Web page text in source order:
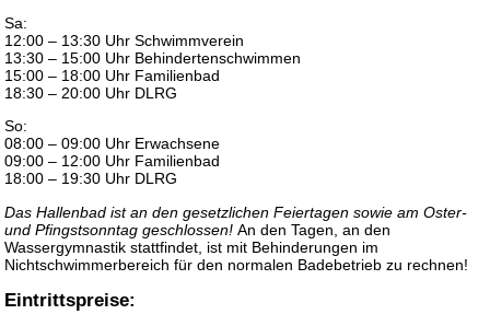
Sa:
12:00 – 13:30 Uhr Schwimmverein
13:30 – 15:00 Uhr Behindertenschwimmen
15:00 – 18:00 Uhr Familienbad
18:30 – 20:00 Uhr DLRG
So:
08:00 – 09:00 Uhr Erwachsene
09:00 – 12:00 Uhr Familienbad
18:00 – 19:30 Uhr DLRG
Das Hallenbad ist an den gesetzlichen Feiertagen sowie am Oster-
und Pfingstsonntag geschlossen!An den Tagen, an den
Wassergymnastik stattfindet, ist mit Behinderungen im
Nichtschwimmerbereich für den normalen Badebetrieb zu rechnen!
Eintrittspreise: